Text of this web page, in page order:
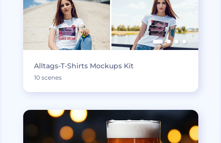
Alltags-T-Shirts Mockups Kit
10 scenes